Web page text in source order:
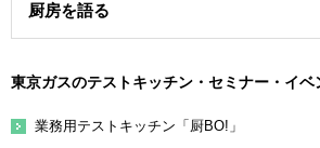
厨房を語る
東京ガスのテストキッチン・セミナー・イベ
業務用テストキッチン「厨BO!」